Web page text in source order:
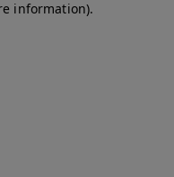
information).